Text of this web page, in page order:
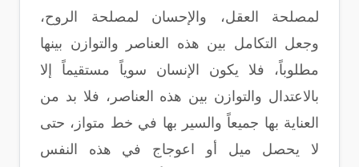
لمصلحة العقل، والإحسان لمصلحة الروح،
وجعل التكامل بين هذه العناصر والتوازن بينها
مطلوباً، فلا يكون الإنسان سوياً مستقيماً إلا
بالاعتدال والتوازن بين هذه العناصر، فلا بد من
العناية بها جميعاً والسير بها في خط متواز، حتى
لا يحصل ميل أو اعوجاج في هذه النفس